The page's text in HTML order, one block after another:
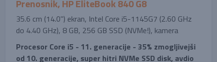
Prenosnik, HP EliteBook 840 G8
35.6 cm (14.0'') ekran, Intel Core i5-1145G7 (2.60 GHz
do 4.40 GHz), 8 GB, 256 GB SSD (NVMe!), kamera
Procesor Core i5 - 11. generacije - 35% zmogljivejši
od 10. generacije, super hitri NVMe SSD disk, avdio